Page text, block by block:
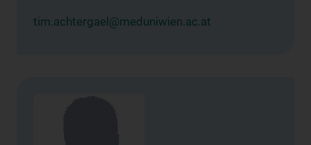
tim.achtergael@meduniwien.ac.at